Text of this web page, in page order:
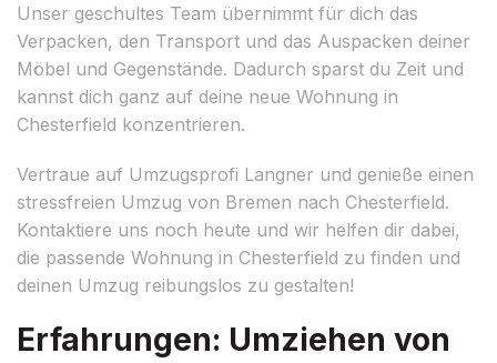
Unser geschultes Team übernimmt für dich das
Verpacken, den Transport und das Auspacken deiner
Möbel und Gegenstände. Dadurch sparst du Zeit und
kannst dich ganz auf deine neue Wohnung in
Chesterfield konzentrieren.
Vertraue auf Umzugsprofi Langner und genieße einen
stressfreien Umzug von Bremen nach Chesterfield.
Kontaktiere uns noch heute und wir helfen dir dabei,
die passende Wohnung in Chesterfield zu finden und
deinen Umzug reibungslos zu gestalten!
Erfahrungen: Umziehen von